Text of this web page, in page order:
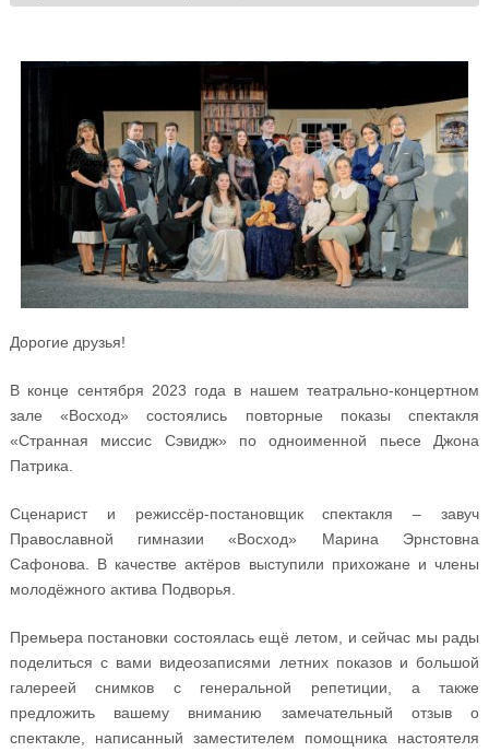
Дорогие друзья!
В конце сентября 2023 года в нашем театрально-концертном
зале «Восход» состоялись повторные показы спектакля
«Странная миссис Сэвидж» по одноименной пьесе Джона
Патрика.
Сценарист и режиссёр-постановщик спектакля – завуч
Православной гимназии «Восход» Марина Эрнстовна
Сафонова. В качестве актёров выступили прихожане и члены
молодёжного актива Подворья.
Премьера постановки состоялась ещё летом, и сейчас мы рады
поделиться с вами видеозаписями летних показов и большой
галереей снимков с генеральной репетиции, а также
предложить вашему вниманию замечательный отзыв о
спектакле, написанный заместителем помощника настоятеля